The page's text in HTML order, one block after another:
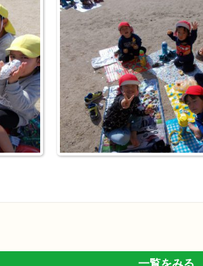
一覧をみる